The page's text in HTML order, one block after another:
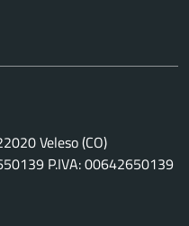
Veleso (CO)
P.IVA: 00642650139